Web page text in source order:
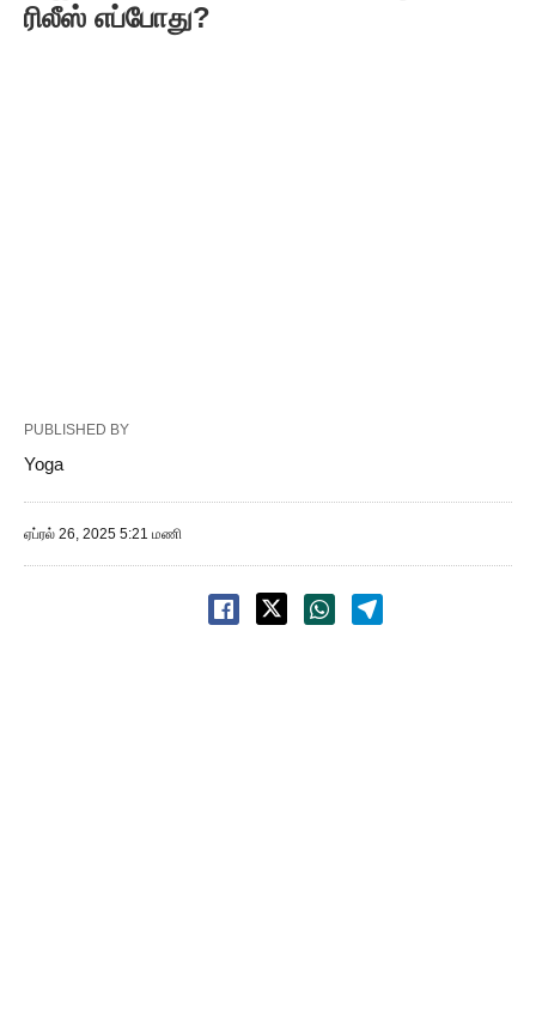
ரிலீஸ் எப்போது?
PUBLISHED BY
Yoga
ஏப்ரல் 26, 2025 5:21 மணி